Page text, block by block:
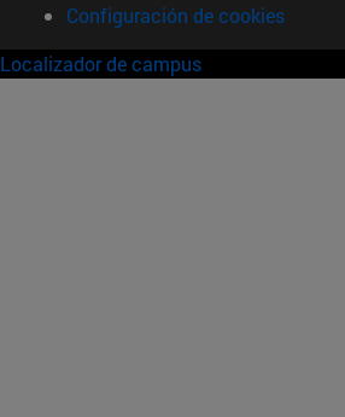
Configuración de cookies
Localizador de campus